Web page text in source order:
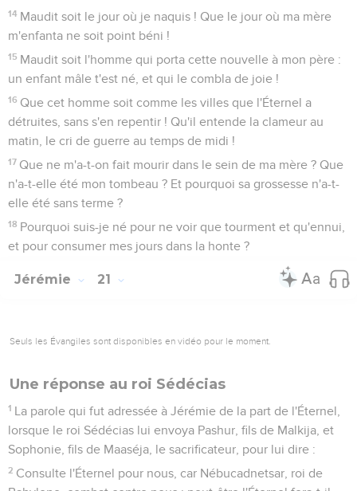
14 Maudit soit le jour où je naquis ! Que le jour où ma mère
m'enfanta ne soit point béni !
15 Maudit soit l'homme qui porta cette nouvelle à mon père :
un enfant mâle t'est né, et qui le combla de joie !
16 Que cet homme soit comme les villes que l'Éternel a
détruites, sans s'en repentir ! Qu'il entende la clameur au
matin, le cri de guerre au temps de midi !
17 Que ne m'a-t-on fait mourir dans le sein de ma mère ? Que
n'a-t-elle été mon tombeau ? Et pourquoi sa grossesse n'a-t-
elle été sans terme ?
18 Pourquoi suis-je né pour ne voir que tourment et qu'ennui,
et pour consumer mes jours dans la honte ?
Jérémie 21
Seuls les Évangiles sont disponibles en vidéo pour le moment.
Une réponse au roi Sédécias
1 La parole qui fut adressée à Jérémie de la part de l'Éternel,
lorsque le roi Sédécias lui envoya Pashur, fils de Malkija, et
Sophonie, fils de Maaséja, le sacrificateur, pour lui dire :
2 Consulte l'Éternel pour nous, car Nébucadnetsar, roi de